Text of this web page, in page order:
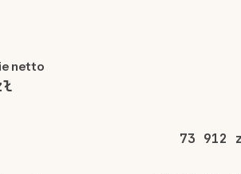
netto
73 912